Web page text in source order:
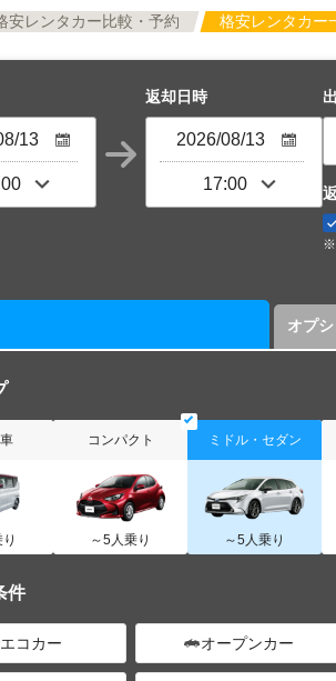
安レンタカー比較・予約 格安レンタカー
返却日時
※
オプ
コンパクト
～5人乗り
ミドル・セダン
～5人乗り
件
エコカー オープンカー